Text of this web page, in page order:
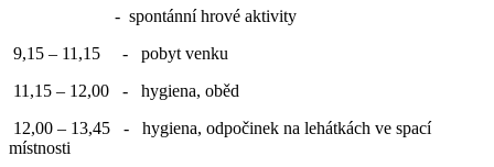
- spontánní hrové aktivity
9,15 – 11,15 - pobyt venku
11,15 – 12,00 - hygiena, oběd
12,00 – 13,45 - hygiena, odpočinek na lehátkách ve spací
místnosti